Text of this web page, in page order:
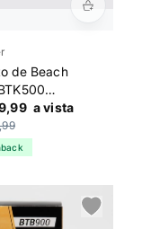
de Beach
Pretoa vista